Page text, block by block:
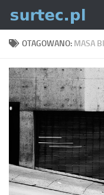
Skip to content
OTAGOWANO: MASA